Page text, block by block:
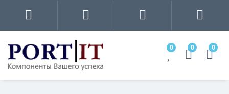
0 0 0